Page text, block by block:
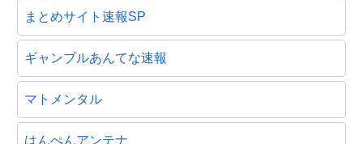
まとめサイト速報SP
ギャンブルあんてな速報
マトメンタル
はんぺんアンテナ